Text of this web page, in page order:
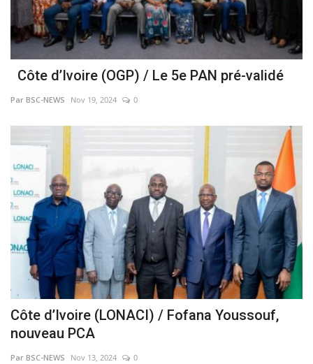
Côte d’Ivoire (OGP) / Le 5e PAN pré-validé
Par BSC-NEWS Nov 19, 2024 0
Côte d’Ivoire (LONACI) / Fofana Youssouf,
nouveau PCA
Par BSC-NEWS Nov 13, 2024 0